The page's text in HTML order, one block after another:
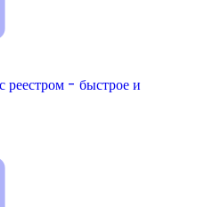
- быстрое и